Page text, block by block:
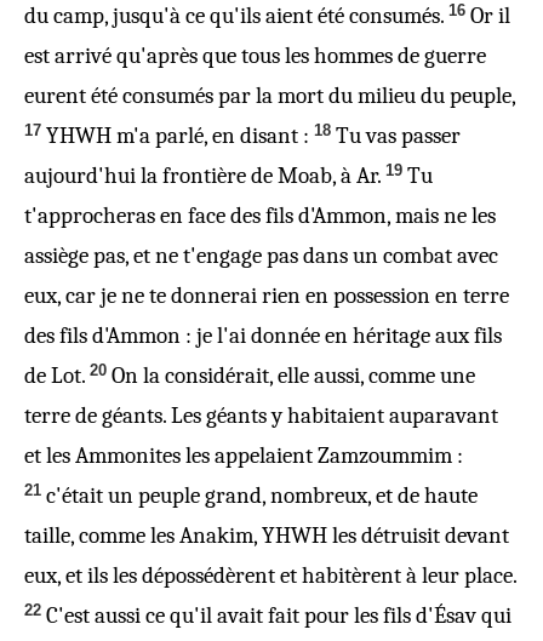
du camp, jusqu'à ce qu'ils aient été consumés. 16 Or il
est arrivé qu'après que tous les hommes de guerre
eurent été consumés par la mort du milieu du peuple,
17 YHWH m'a parlé, en disant : 18 Tu vas passer
aujourd'hui la frontière de Moab, à Ar. 19 Tu
t'approcheras en face des fils d'Ammon, mais ne les
assiège pas, et ne t'engage pas dans un combat avec
eux, car je ne te donnerai rien en possession en terre
des fils d'Ammon : je l'ai donnée en héritage aux fils
de Lot. 20 On la considérait, elle aussi, comme une
terre de géants. Les géants y habitaient auparavant
et les Ammonites les appelaient Zamzoummim :
21 c'était un peuple grand, nombreux, et de haute
taille, comme les Anakim, YHWH les détruisit devant
eux, et ils les dépossédèrent et habitèrent à leur place.
22 C'est aussi ce qu'il avait fait pour les fils d'Ésav qui